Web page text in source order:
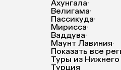
Ахунгала·
Велигама·
Пассикуда·
Мирисса·
Ваддува·
Маунт Лавиния·
Показать все
Туры из
Турция